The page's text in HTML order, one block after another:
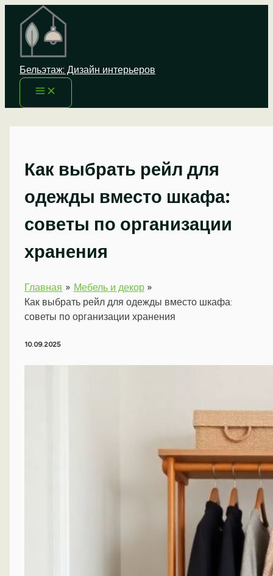
Перейти
содержимому
Бельэтаж: Дизайн интерьеров
Как выбрать рейл для
одежды вместо шкафа:
советы по организации
хранения
Главная
Мебель и декор
Как выбрать рейл для одежды вместо шкафа:
советы по организации хранения
10.09.2025